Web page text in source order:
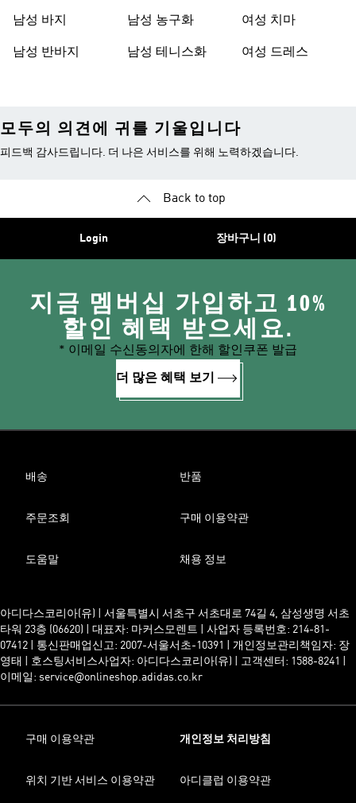
남성 바지
남성 반바지
남성 농구화
남성 테니스화
여성 치마
여성 드레스
모두의 의견에 귀를 기울입니다
피드백 감사드립니다. 더 나은 서비스를 위해 노력하겠습니다.
Back to top
Login 장바구니 (0)
지금 멤버십 가입하고 10%
할인 혜택 받으세요.
* 이메일 수신동의자에 한해 할인쿠폰 발급
더 많은 혜택 보기
배송 반품
주문조회 구매 이용약관
도움말 채용 정보
아디다스코리아(유) | 서울특별시 서초구 서초대로 74길 4, 삼성생명 서초
타워 23층 (06620) | 대표자: 마커스모렌트 | 사업자 등록번호: 214-81-
07412 | 통신판매업신고: 2007-서울서초-10391 | 개인정보관리책임자: 장
영태 | 호스팅서비스사업자: 아디다스코리아(유) | 고객센터: 1588-8241 |
이메일: service@onlineshop.adidas.co.kr
구매 이용약관 개인정보 처리방침
위치 기반 서비스 이용약관 아디클럽 이용약관